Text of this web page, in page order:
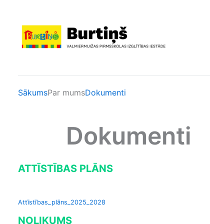
content
SākumsPar mumsDokumenti
Dokumenti
ATTĪSTĪBAS PLĀNS
Attīstības_plāns_2025_2028
NOLIKUMS